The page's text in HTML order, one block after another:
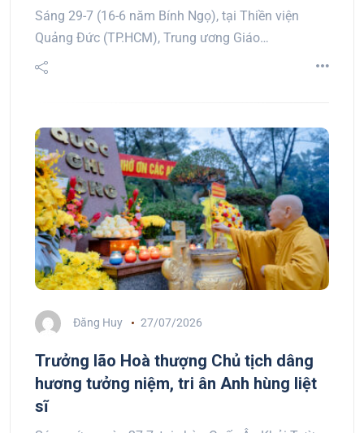
Sáng 29-7 (16-6 năm Bính Ngọ), tại Thiền viện
Quảng Đức (TP.HCM), Trung ương Giáo…
Đăng Huy 27/07/2026
Trưởng lão Hoà thượng Chủ tịch dâng
hương tưởng niệm, tri ân Anh hùng liệt
sĩ